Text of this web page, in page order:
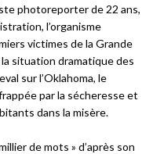
photoreporter de 22 ans,
l’organisme
victimes de la Grande
situation dramatique des
sur l’Oklahoma, le
par la sécheresse et
dans la misère.
de mots » d’après son